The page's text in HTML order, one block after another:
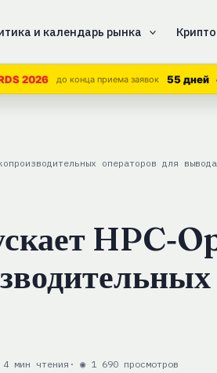
и календарь рынка
2026 до конца приема заявок 55 дней
операторов для
4 мин чтения · ◉ 1 690 просмотров